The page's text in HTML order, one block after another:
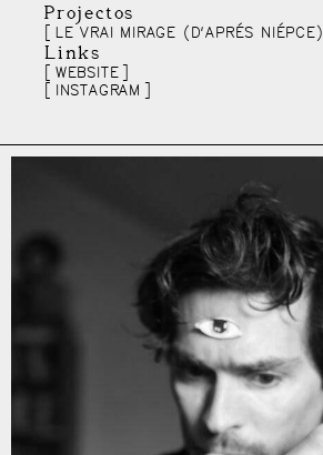
Projectos
LE VRAI MIRAGE (D’APRÉS NIÉPCE)
Links
WEBSITE
INSTAGRAM